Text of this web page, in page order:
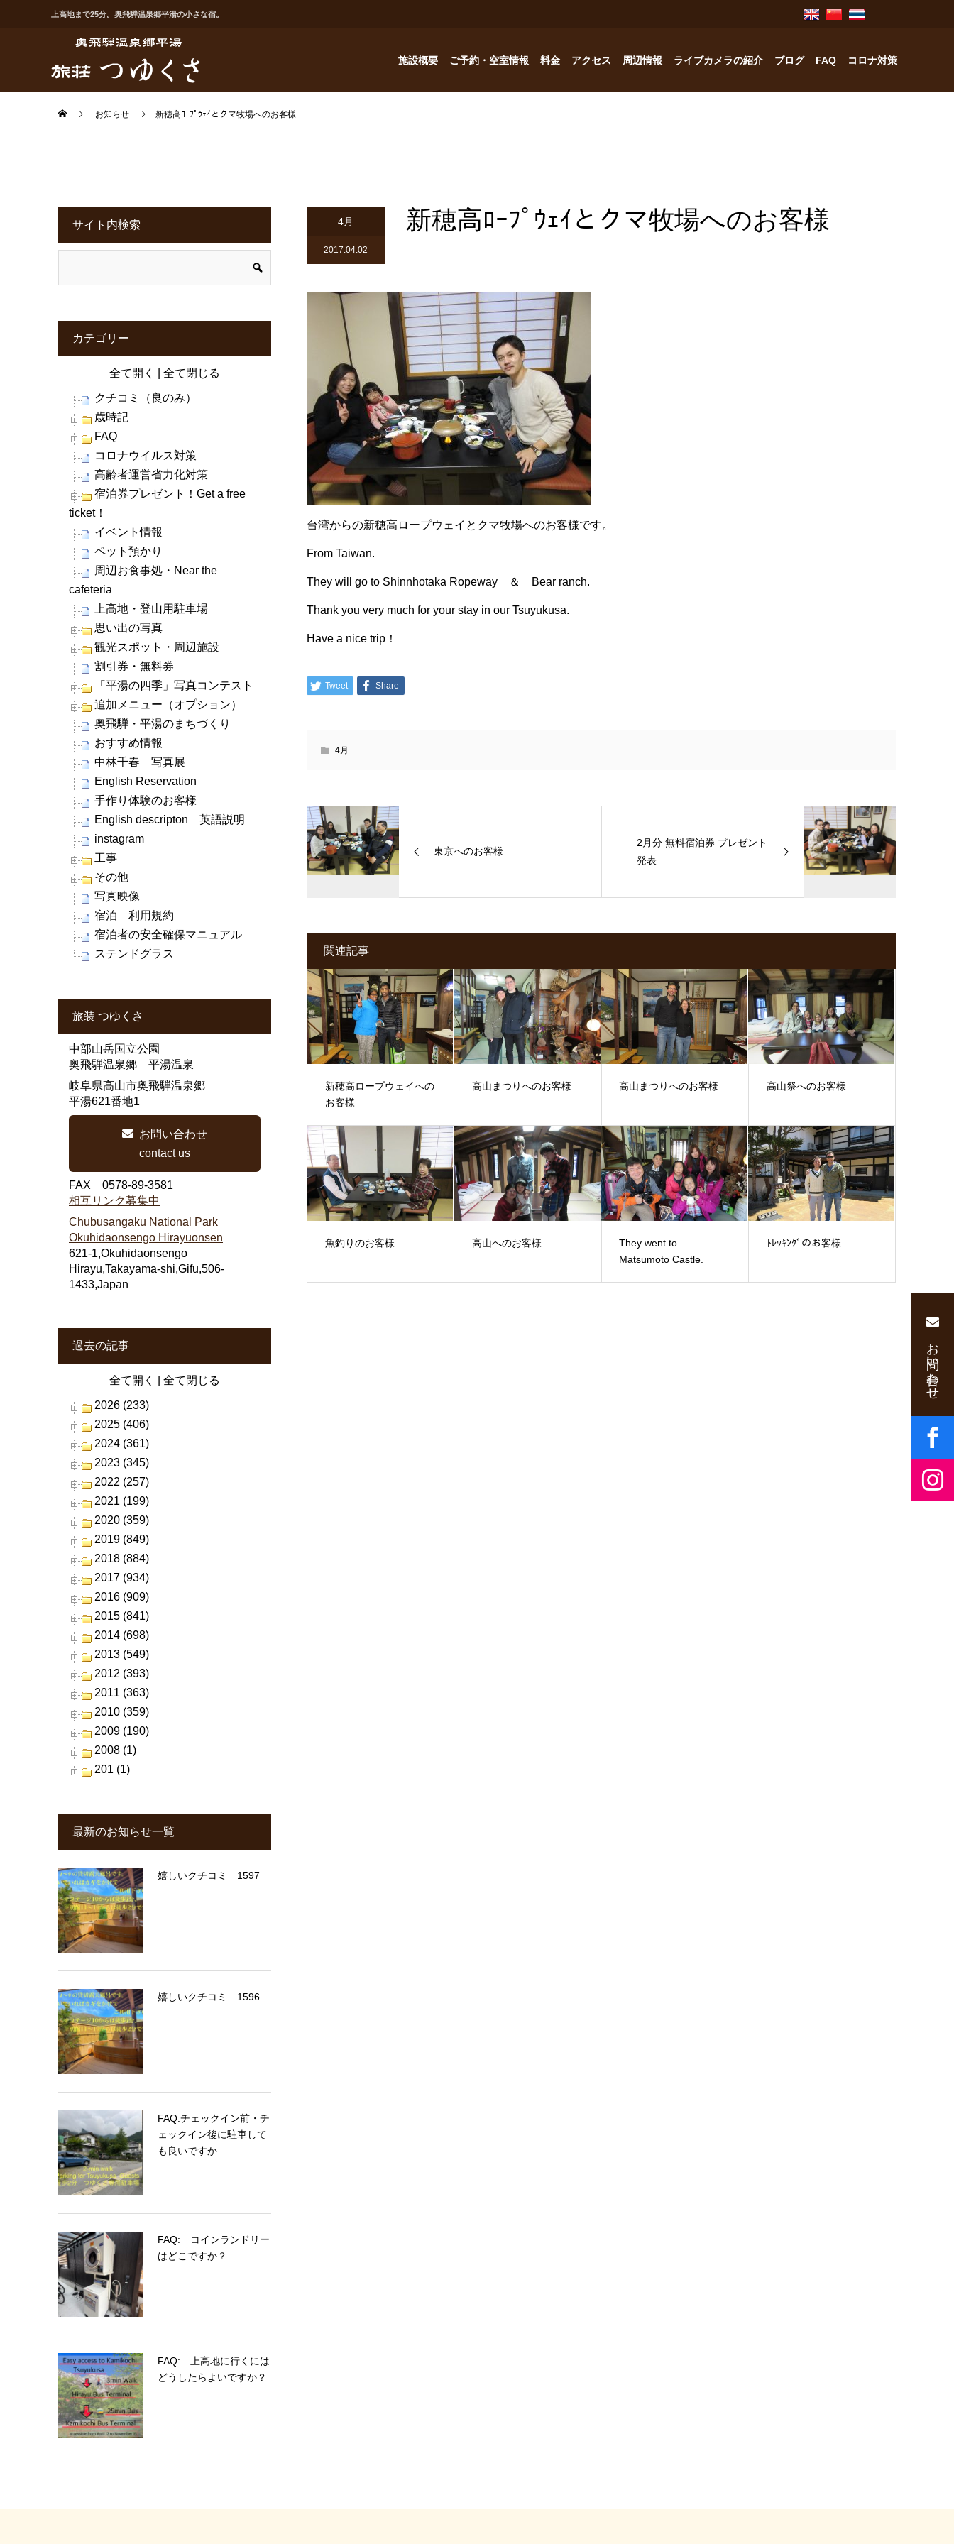
上高地まで25分。奥飛騨温泉郷平湯の小さな宿。
施設概要
ドッグハウス
ご予約・空室情報 料金 アクセス 周辺情報
中林工務店
ライブカメラの紹介 ブログ FAQ コロナ対策
お知らせ 新穂高ﾛｰﾌﾟｳｪｲとクマ牧場へのお客様
4月
2017.04.02
新穂高ﾛｰﾌﾟｳｪｲとクマ牧場へのお客様
台湾からの新穂高ロープウェイとクマ牧場へのお客様です。
From Taiwan.
They will go to Shinnhotaka Ropeway ＆ Bear ranch.
Thank you very much for your stay in our Tsuyukusa.
Have a nice trip！
Tweet Share
4月
東京へのお客様
2月分 無料宿泊券 プレゼント
発表
関連記事
新穂高ロープウェイへの
お客様
高山まつりへのお客様 高山まつりへのお客様 高山祭へのお客様
魚釣りのお客様 高山へのお客様
They went to
Matsumoto Castle.
ﾄﾚｯｷﾝｸﾞのお客様
サイト内検索
カテゴリー
全て開く 全て閉じる
クチコミ（良のみ）
歳時記
FAQ
コロナウイルス対策
高齢者運営省力化対策
宿泊券プレゼント！Get a free
ticket！
イベント情報
ペット預かり
周辺お食事処・Near the
cafeteria
上高地・登山用駐車場
思い出の写真
観光スポット・周辺施設
割引券・無料券
「平湯の四季」写真コンテスト
追加メニュー（オプション）
奥飛騨・平湯のまちづくり
おすすめ情報
中林千春 写真展
English Reservation
手作り体験のお客様
English descripton 英語説明
instagram
工事
その他
写真映像
宿泊 利用規約
宿泊者の安全確保マニュアル
ステンドグラス
旅装 つゆくさ
中部山岳国立公園
奥飛騨温泉郷 平湯温泉
岐阜県高山市奥飛騨温泉郷
平湯621番地1
お問い合わせ
contact us
FAX 0578-89-3581
相互リンク募集中
Chubusangaku National Park
Okuhidaonsengo Hirayuonsen
621-1,Okuhidaonsengo
Hirayu,Takayama-shi,Gifu,506-
1433,Japan
過去の記事
全て開く 全て閉じる
2026 (233)
2025 (406)
2024 (361)
2023 (345)
2022 (257)
2021 (199)
2020 (359)
2019 (849)
2018 (884)
2017 (934)
2016 (909)
2015 (841)
2014 (698)
2013 (549)
2012 (393)
2011 (363)
2010 (359)
2009 (190)
2008 (1)
201 (1)
最新のお知らせ一覧
嬉しいクチコミ 1597
嬉しいクチコミ 1596
FAQ:チェックイン前・チ
ェックイン後に駐車して
も良いですか...
FAQ: コインランドリー
はどこですか？
FAQ: 上高地に行くには
どうしたらよいですか？
お問い合わせ